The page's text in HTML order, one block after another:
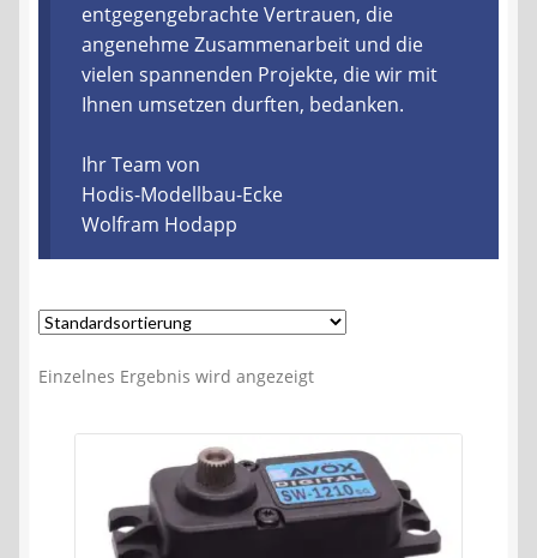
Öle- und Schmierstoff Verordnung
Vereine & Foren
Kontakt
entgegengebrachte Vertrauen, die
angenehme Zusammenarbeit und die
vielen spannenden Projekte, die wir mit
Ihnen umsetzen durften, bedanken.
Ihr Team von
Hodis-Modellbau-Ecke
Wolfram Hodapp
Einzelnes Ergebnis wird angezeigt